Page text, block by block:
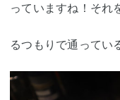
っていますね！それ
るつもりで通ってい